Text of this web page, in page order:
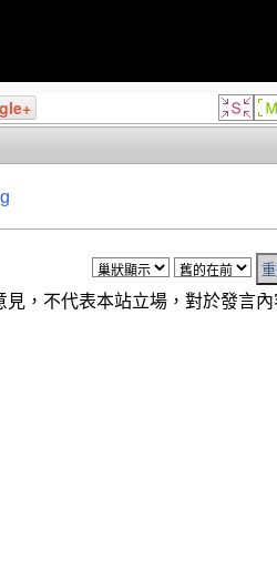
見，不代表本站立場，對於發言